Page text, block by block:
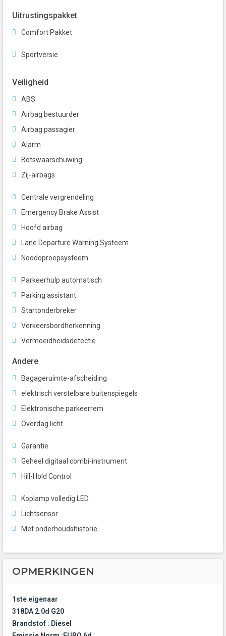
Uitrustingspakket
Comfort Pakket
Sportversie
Veiligheid
ABS
Airbag bestuurder
Airbag passagier
Alarm
Botswaarschuwing
Zij-airbags
Centrale vergrendeling
Emergency Brake Assist
Hoofd airbag
Lane Departure Warning Systeem
Noodoproepsysteem
Parkeerhulp automatisch
Parking assistant
Startonderbreker
Verkeersbordherkenning
Vermoeidheidsdetectie
Andere
Bagageruimte-afscheiding
elektrisch verstelbare buitenspiegels
Elektronische parkeerrem
Overdag licht
Garantie
Geheel digitaal combi-instrument
Hill-Hold Control
Koplamp volledig LED
Lichtsensor
Met onderhoudshistorie
OPMERKINGEN
1ste eigenaar
318DA 2.0d G20
Brandstof : Diesel